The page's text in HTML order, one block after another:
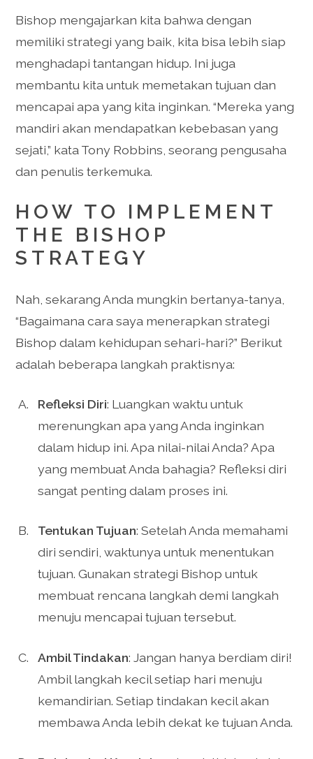
Bishop mengajarkan kita bahwa dengan
memiliki strategi yang baik, kita bisa lebih siap
menghadapi tantangan hidup. Ini juga
membantu kita untuk memetakan tujuan dan
mencapai apa yang kita inginkan. “Mereka yang
mandiri akan mendapatkan kebebasan yang
sejati,” kata Tony Robbins, seorang pengusaha
dan penulis terkemuka.
HOW TO IMPLEMENT
THE BISHOP
STRATEGY
Nah, sekarang Anda mungkin bertanya-tanya,
“Bagaimana cara saya menerapkan strategi
Bishop dalam kehidupan sehari-hari?” Berikut
adalah beberapa langkah praktisnya:
Refleksi Diri: Luangkan waktu untuk
merenungkan apa yang Anda inginkan
dalam hidup ini. Apa nilai-nilai Anda? Apa
yang membuat Anda bahagia? Refleksi diri
sangat penting dalam proses ini.
Tentukan Tujuan: Setelah Anda memahami
diri sendiri, waktunya untuk menentukan
tujuan. Gunakan strategi Bishop untuk
membuat rencana langkah demi langkah
menuju mencapai tujuan tersebut.
Ambil Tindakan: Jangan hanya berdiam diri!
Ambil langkah kecil setiap hari menuju
kemandirian. Setiap tindakan kecil akan
membawa Anda lebih dekat ke tujuan Anda.